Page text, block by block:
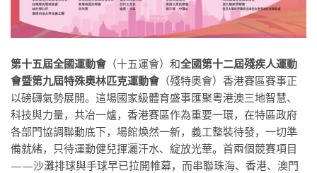
第十五屆全國運動會（十五運會）和全國第十二屆殘疾人運動
會暨第九屆特殊奧林匹克運動會（殘特奧會）香港賽區賽事正
以磅礴氣勢展開。這場國家級體育盛事匯聚粵港澳三地智慧、
科技與力量，共冶一爐，香港賽區作為重要一環，在特區政府
各部門協調聯動底下，場館煥然一新，義工整裝待發，一切準
備就緒，只待運動健兒揮灑汗水、綻放光華。首兩個競賽項目
——沙灘排球與手球早已拉開帷幕，而串聯珠海、香港、澳門